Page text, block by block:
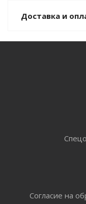
Доставка и
Согласие на